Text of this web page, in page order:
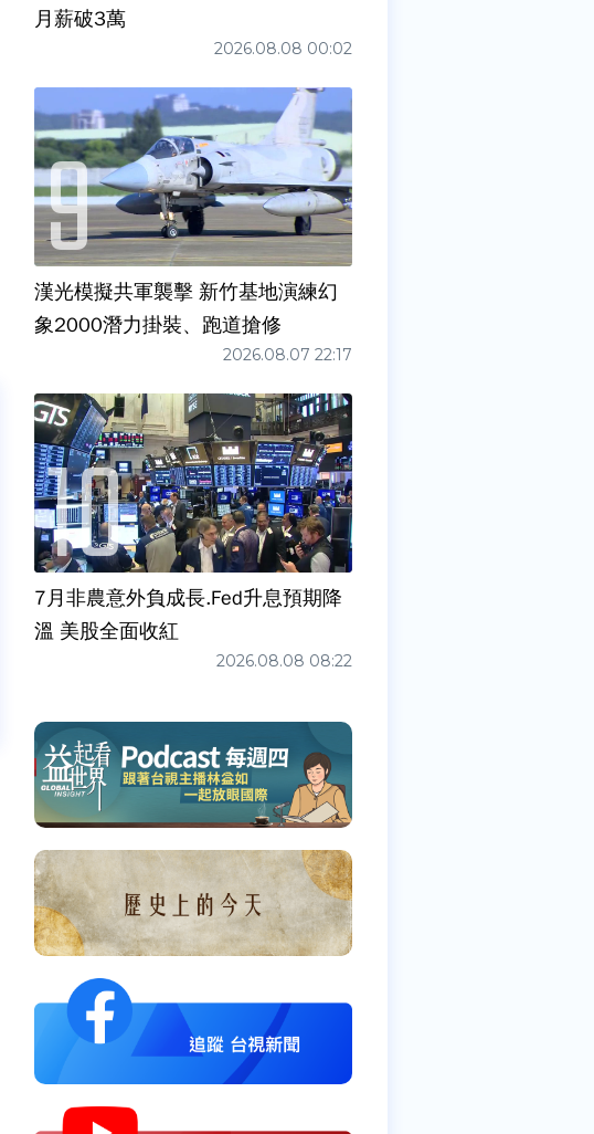
月薪破3萬
2026.08.08 00:02
漢光模擬共軍襲擊 新竹基地演練幻
象2000潛力掛裝、跑道搶修
2026.08.07 22:17
7月非農意外負成長.Fed升息預期降
溫 美股全面收紅
2026.08.08 08:22